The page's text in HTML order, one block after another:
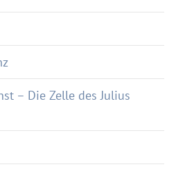
– Die Zelle des Julius